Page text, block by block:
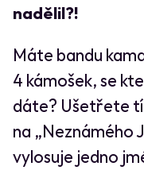
nadělil?!
Máte bandu
4 kámošek, se
dáte? Ušetřete
na „Neznámého
vylosuje jedno